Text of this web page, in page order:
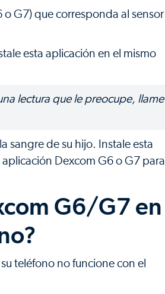
o G7) que corresponda al sensor
esta aplicación en el mismo
lectura que le preocupe, llame
sangre de su hijo. Instale esta
Dexcom G6 o G7 para
G6/G7 en
teléfono no funcione con el